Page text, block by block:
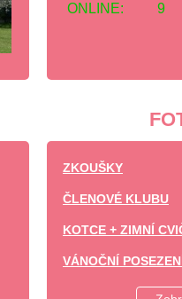
ONLINE: 9
ZKOUŠKY
ČLENOVÉ KLUBU
KOTCE + ZIMNÍ
VÁNOČNÍ
DĚTSKÝ DEN